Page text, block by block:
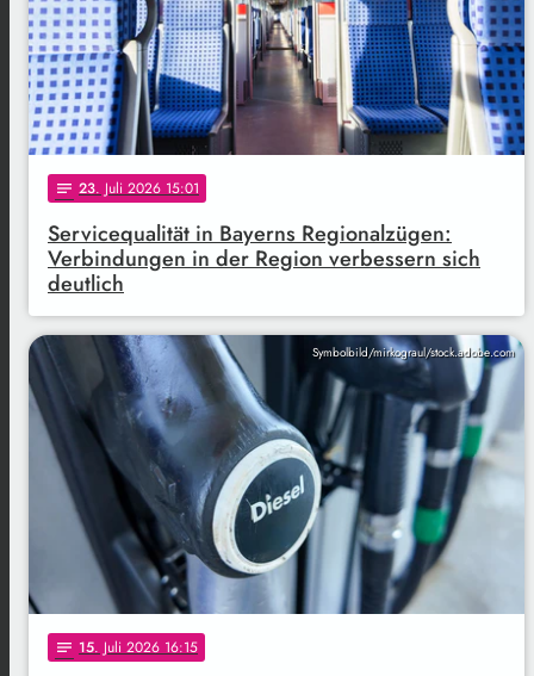
notes 23. Juli 2026 15:01
Servicequalität in Bayerns Regionalzügen:
Verbindungen in der Region verbessern sich
deutlich
Symbolbild/mirkograul/stock.adobe.com
notes 15. Juli 2026 16:15